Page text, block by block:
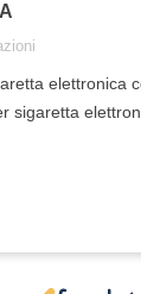
elettronica
sigaretta